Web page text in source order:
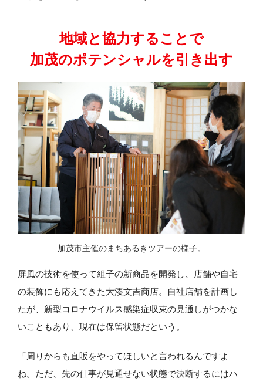
地域と協力することで
加茂のポテンシャルを引き出す
加茂市主催のまちあるきツアーの様子。
屏風の技術を使って組子の新商品を開発し、店舗や自宅
の装飾にも応えてきた大湊文吉商店。自社店舗を計画し
たが、新型コロナウイルス感染症収束の見通しがつかな
いこともあり、現在は保留状態だという。
「周りからも直販をやってほしいと言われるんですよ
ね。ただ、先の仕事が見通せない状態で決断するにはハ